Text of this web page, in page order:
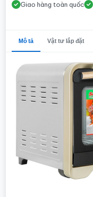
Giao hàng toàn quốc
Mô tả Vật tư lắp đặt